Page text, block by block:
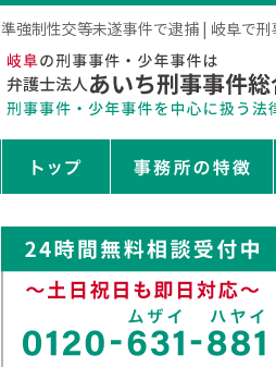
準強制性交等未遂事件で逮捕 | 岐阜で